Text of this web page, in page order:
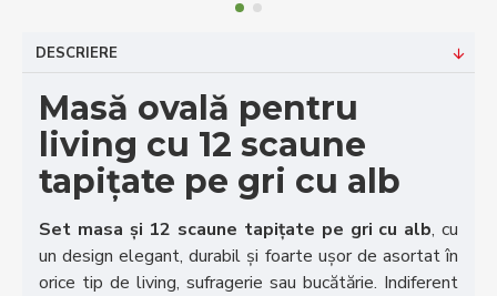
DESCRIERE
Masă ovală pentru
living cu 12 scaune
tapițate pe gri cu alb
Set masa și 12 scaune tapițate pe gri cu alb, cu
un design elegant, durabil și foarte ușor de asortat în
orice tip de living, sufragerie sau bucătărie. Indiferent